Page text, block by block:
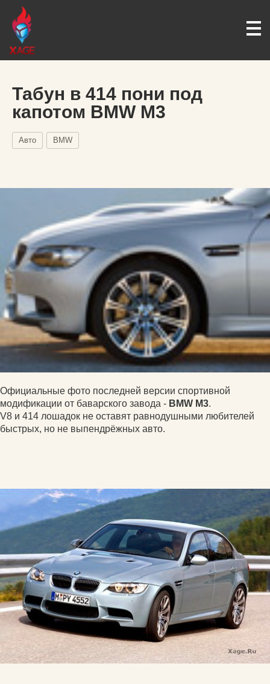
Табун в 414 пони под
капотом BMW M3
Авто BMW
Официальные фото последней версии спортивной
модификации от баварского завода - BMW M3.
V8 и 414 лошадок не оставят равнодушными любителей
быстрых, но не выпендрёжных авто.